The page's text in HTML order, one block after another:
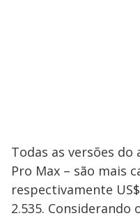
Todas as versões
Pro Max – são mais
respectivamente US$
2.535. Considerando